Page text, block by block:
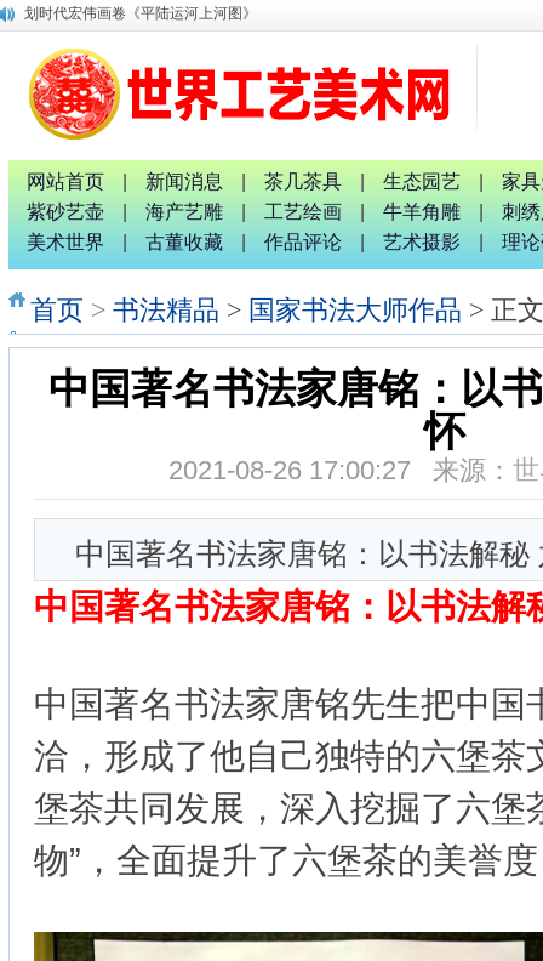
划时代宏伟画卷《平陆运河上河图》
唐国宣 谢伟良等出席八桂孔雀宴开业盛典活动
唐国宣采访中华唐氏宗亲广西分会副秘书长唐金军
融水梦呜苗寨十九坡会震撼天地 苗族服装服饰靓人间
中国专家评审团主席唐国宣采访桂林人大代表曹玉生并合影
南宁市委统战部副部长、市工商联党组书记张献辉谆谆教诲
2026广西红色诗词歌舞文艺联欢晚会新闻发布会暨启动仪式
广西非物质文化遗产研究院院长唐正柱致辞
网站首页 新闻消息 茶几茶具 生态园艺
家
紫砂艺壶
海产艺雕 工艺绘画 牛羊角雕
刺
美术世界
古董收藏 作品评论 艺术摄影 理
首页 > 书法精品 > 国家书法大师作品 > 正文
中国著名书法家唐铭：以
怀
2021-08-26 17:00:27 来源：
中国著名书法家唐铭：以书法解秘
中国著名书法家唐铭：以书法解
中国著名书法家唐铭先生把中国
洽，形成了他自己独特的六堡茶
堡茶共同发展，深入挖掘了六堡
物”，全面提升了六堡茶的美誉